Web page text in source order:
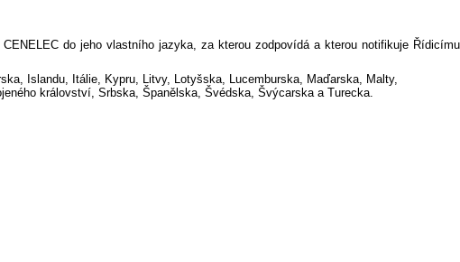
do jeho vlastního jazyka, za kterou zodpovídá a kterou notifikuje Řídicímu
Islandu, Itálie, Kypru, Litvy, Lotyšska, Lucemburska, Maďarska, Malty,
království, Srbska, Španělska, Švédska, Švýcarska a Turecka.